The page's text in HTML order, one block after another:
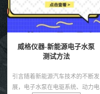
威格仪器-新能源电子水泵
测试方法
引言随着新能源汽车技术的不断发
展，电子水泵在电驱系统、动力电